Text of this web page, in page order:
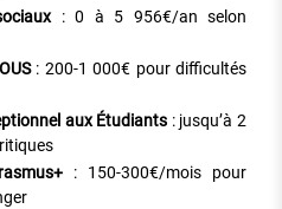
: 0 à 5 956€/an selon
: 200-1 000€ pour difficultés
aux Étudiants : jusqu’à 2
: 150-300€/mois pour